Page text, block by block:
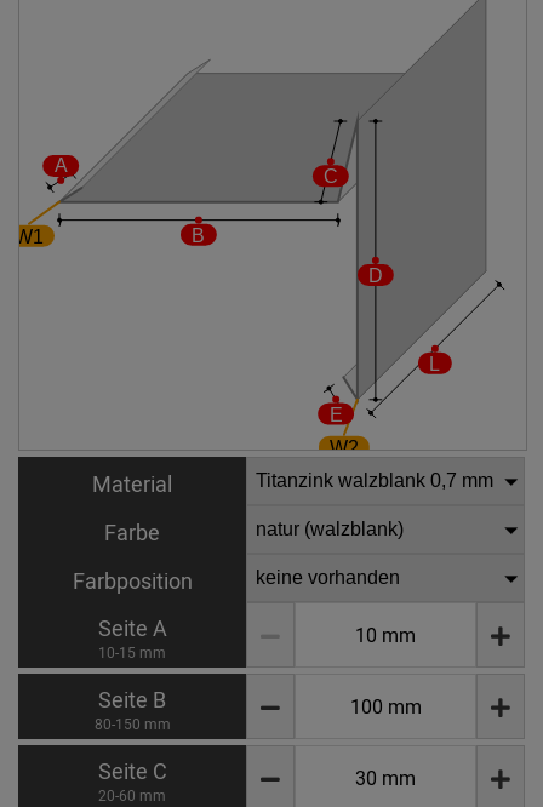
Material
Farbe
Farbposition
Seite A
10-15 mm
Seite B
80-150 mm
Seite C
20-60 mm